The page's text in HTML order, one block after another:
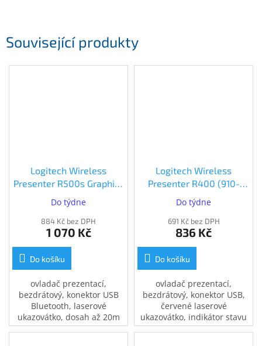
Související produkty
Logitech Wireless
Presenter R500s Graphite
(910-005843)
Do týdne
884 Kč bez DPH
1 070 Kč
Do košíku
ovladač prezentací,
bezdrátový, konektor USB
Bluetooth, laserové
ukazovátko, dosah až 20m
Logitech Wireless
Presenter R400 (910-
001356)
Do týdne
691 Kč bez DPH
836 Kč
Do košíku
ovladač prezentací,
bezdrátový, konektor USB,
červené laserové
ukazovátko, indikátor stavu
baterií, intuitivní ovládání